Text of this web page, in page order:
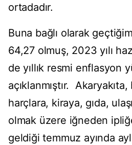
ortadadır.
Buna bağlı olarak
64,27 olmuş, 2023 yılı
de yıllık resmi enflasyon
açıklanmıştır.
harçlara, kiraya, gıda,
olmak üzere iğneden
geldiği temmuz ayında